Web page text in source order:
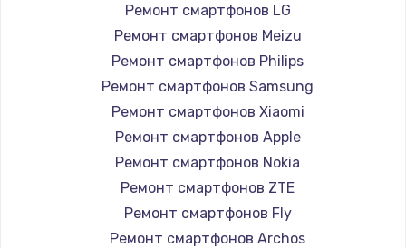
Ремонт смартфонов LG
Ремонт смартфонов Meizu
Ремонт смартфонов Philips
Ремонт смартфонов Samsung
Ремонт смартфонов Xiaomi
Ремонт смартфонов Apple
Ремонт смартфонов Nokia
Ремонт смартфонов ZTE
Ремонт смартфонов Fly
Ремонт смартфонов Archos